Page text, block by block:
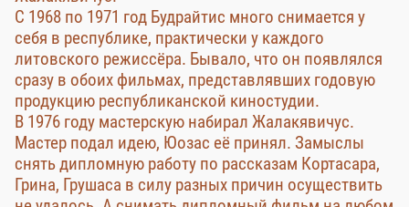
С 1968 по 1971 год Будрайтис много снимается у
себя в республике, практически у каждого
литовского режиссёра. Бывало, что он появлялся
сразу в обоих фильмах, представлявших годовую
продукцию республиканской киностудии.
В 1976 году мастерскую набирал Жалакявичус.
Мастер подал идею, Юозас её принял. Замыслы
снять дипломную работу по рассказам Кортасара,
Грина, Грушаса в силу разных причин осуществить